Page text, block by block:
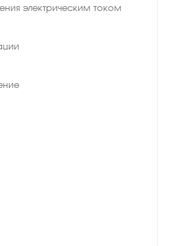
электрическим током